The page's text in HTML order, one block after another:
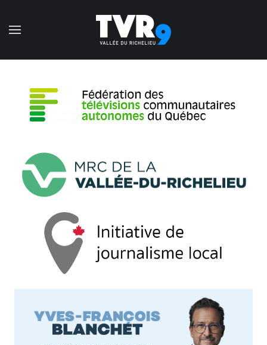
Accéder au contenu principal